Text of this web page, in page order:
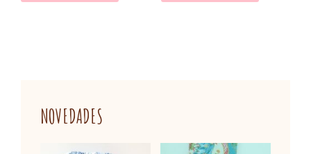
NOVEDADES